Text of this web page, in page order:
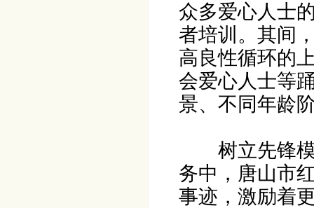
众多爱心人士
者培训。其间
高良性循环的
会爱心人士等
景、不同年龄
树立先锋
务中，唐山市
事迹，激励着